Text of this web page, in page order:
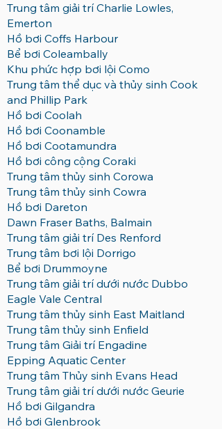
Trung tâm giải trí Charlie Lowles,
Emerton
Hồ bơi Coffs Harbour
Bể bơi Coleambally
Khu phức hợp bơi lội Como
Trung tâm thể dục và thủy sinh Cook
and Phillip Park
Hồ bơi Coolah
Hồ bơi Coonamble
Hồ bơi Cootamundra
Hồ bơi công cộng Coraki
Trung tâm thủy sinh Corowa
Trung tâm thủy sinh Cowra
Hồ bơi Dareton
Dawn Fraser Baths, Balmain
Trung tâm giải trí Des Renford
Trung tâm bơi lội Dorrigo
Bể bơi Drummoyne
Trung tâm giải trí dưới nước Dubbo
Eagle Vale Central
Trung tâm thủy sinh East Maitland
Trung tâm thủy sinh Enfield
Trung tâm Giải trí Engadine
Epping Aquatic Center
Trung tâm Thủy sinh Evans Head
Trung tâm giải trí dưới nước Geurie
Hồ bơi Gilgandra
Hồ bơi Glenbrook